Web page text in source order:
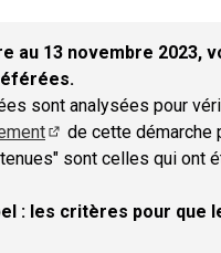
au 13 novembre
sont analysées pour
(Lien externe)
de cette démarche
sont celles qui ont
: les critères pour que